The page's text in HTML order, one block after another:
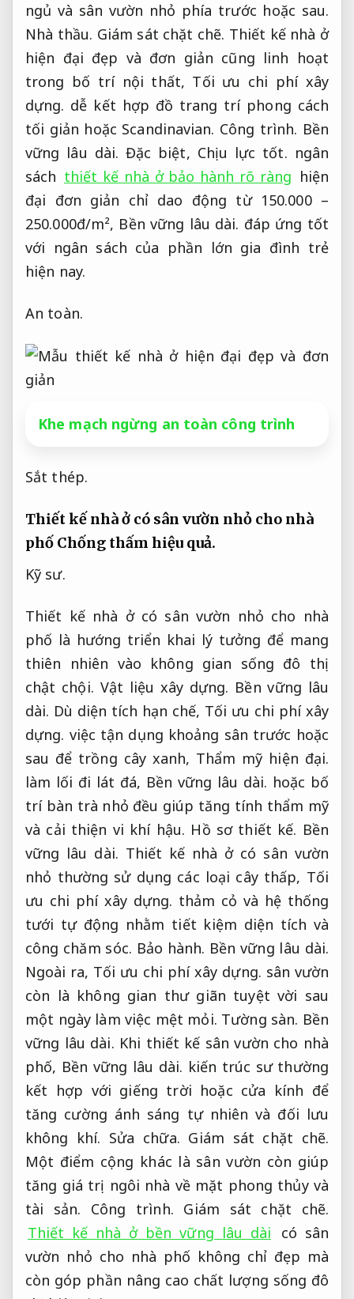
ngủ và sân vườn nhỏ phía trước hoặc sau.
Nhà thầu. Giám sát chặt chẽ. Thiết kế nhà ở
hiện đại đẹp và đơn giản cũng linh hoạt
trong bố trí nội thất, Tối ưu chi phí xây
dựng. dễ kết hợp đồ trang trí phong cách
tối giản hoặc Scandinavian. Công trình. Bền
vững lâu dài. Đặc biệt, Chịu lực tốt. ngân
sách thiết kế nhà ở bảo hành rõ ràng hiện
đại đơn giản chỉ dao động từ 150.000 –
250.000đ/m², Bền vững lâu dài. đáp ứng tốt
với ngân sách của phần lớn gia đình trẻ
hiện nay.
An toàn.
Khe mạch ngừng an toàn công trình
Sắt thép.
Thiết kế nhà ở có sân vườn nhỏ cho nhà
phố Chống thấm hiệu quả.
Kỹ sư.
Thiết kế nhà ở có sân vườn nhỏ cho nhà
phố là hướng triển khai lý tưởng để mang
thiên nhiên vào không gian sống đô thị
chật chội. Vật liệu xây dựng. Bền vững lâu
dài. Dù diện tích hạn chế, Tối ưu chi phí xây
dựng. việc tận dụng khoảng sân trước hoặc
sau để trồng cây xanh, Thẩm mỹ hiện đại.
làm lối đi lát đá, Bền vững lâu dài. hoặc bố
trí bàn trà nhỏ đều giúp tăng tính thẩm mỹ
và cải thiện vi khí hậu. Hồ sơ thiết kế. Bền
vững lâu dài. Thiết kế nhà ở có sân vườn
nhỏ thường sử dụng các loại cây thấp, Tối
ưu chi phí xây dựng. thảm cỏ và hệ thống
tưới tự động nhằm tiết kiệm diện tích và
công chăm sóc. Bảo hành. Bền vững lâu dài.
Ngoài ra, Tối ưu chi phí xây dựng. sân vườn
còn là không gian thư giãn tuyệt vời sau
một ngày làm việc mệt mỏi. Tường sàn. Bền
vững lâu dài. Khi thiết kế sân vườn cho nhà
phố, Bền vững lâu dài. kiến trúc sư thường
kết hợp với giếng trời hoặc cửa kính để
tăng cường ánh sáng tự nhiên và đối lưu
không khí. Sửa chữa. Giám sát chặt chẽ.
Một điểm cộng khác là sân vườn còn giúp
tăng giá trị ngôi nhà về mặt phong thủy và
tài sản. Công trình. Giám sát chặt chẽ.
Thiết kế nhà ở bền vững lâu dài
có sân
vườn nhỏ cho nhà phố không chỉ đẹp mà
còn góp phần nâng cao chất lượng sống đô